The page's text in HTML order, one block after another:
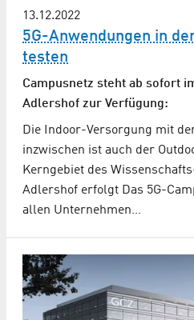
13.12.2022
5G-Anwendungen in
testen
Campusnetz steht ab sofort
Adlershof zur Verfügung:
Die Indoor-Versorgung mit
inzwischen ist auch der
Kerngebiet des
Adlershof erfolgt Das 5G-
allen Unternehmen…